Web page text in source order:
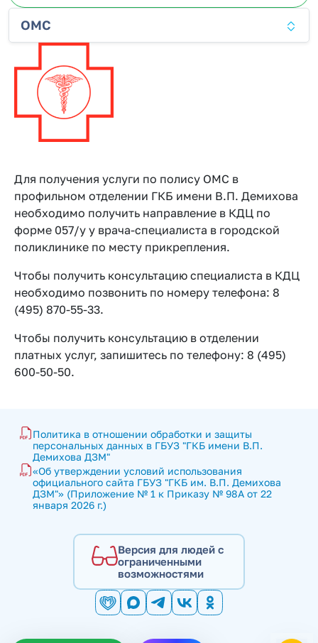
ОМС
Для получения услуги по полису ОМС в
профильном отделении ГКБ имени В.П. Демихова
необходимо получить направление в КДЦ по
форме 057/у у врача-специалиста в городской
поликлинике по месту прикрепления.
Чтобы получить консультацию специалиста в КДЦ
необходимо позвонить по номеру телефона: 8
(495) 870-55-33.
Чтобы получить консультацию в отделении
платных услуг, запишитесь по телефону: 8 (495)
600-50-50.
Политика в отношении обработки и защиты
персональных данных в ГБУЗ "ГКБ имени В.П.
Демихова ДЗМ"
«Об утверждении условий использования
официального сайта ГБУЗ "ГКБ им. В.П. Демихова
ДЗМ"» (Приложение № 1 к Приказу № 98А от 22
января 2026 г.)
Версия для людей с
ограниченными
возможностями